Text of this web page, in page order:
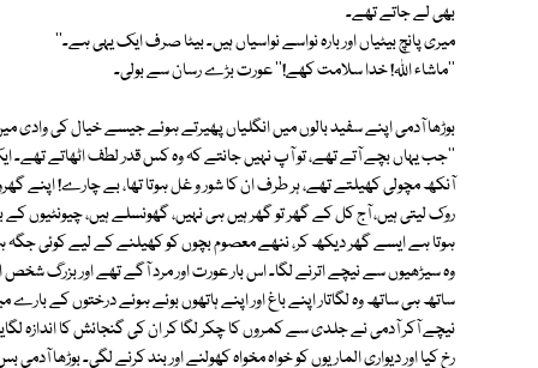
بھی لے جاتے تھے۔
میری پانچ بیٹیاں اور بارہ نواسے نواسیاں ہیں۔ بیٹا صرف ایک یہی ہے۔''
''ماشاء اللہ! خدا سلامت کھے!'' عورت بڑے رسان سے بولی۔
بوڑھا آدمی اپنے سفید بالوں میں انگلیاں پھیرتے ہوئے جیسے خیال کی وادی
''جب یہاں بچے آتے تھے، تو آپ نہیں جانتے کہ وہ کس قدر لطف اٹھاتے
آنکھ مچولی کھیلتے تھے، ہر طرف ان کا شور و غل ہوتا تھا، بے چارے! اپنے
روک لیتی ہیں، آج کل کے گھر تو گھر ہیں ہی نہیں، گھونسلے ہیں، چیونٹیوں
ہوتا ہے ایسے گھر دیکھ کر، ننھے معصوم بچوں کو کھیلنے کے لیے کوئی جگہ
وہ سیڑھیوں سے نیچے اترنے لگا۔ اس بار عورت اور مرد آگے تھے اور بزرگ
ساتھ ہی ساتھ وہ لگاتار اپنے باغ اور اپنے ہاتھوں بوئے ہوئے درختوں کے بارے
نیچے آکر آدمی نے جلدی سے کمروں کا چکر لگا کر ان کی گنجائش کا اندازہ
رخ کیا اور دیواری الماریوں کو خواہ مخواہ کھولنے اور بند کرنے لگی۔